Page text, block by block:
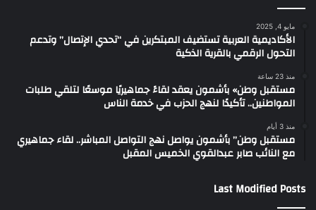
مايو 4, 2025
الأكاديمية العربية تستضيف المبتكرين في “تحدي الإتصال” وتدعم
التحول الرقمي بالقرية الذكية
منذ 23 ساعة
مستقبل وطن» بأشمون يعقد لقاءً جماهيريًا موسعًا لتلقي طلبات
المواطنين.. تأكيدًا لنهج الحزب في خدمة الناس
منذ 3 أيام
مستقبل وطن” بأشمون يواصل نهج التواصل المباشر.. لقاء جماهيري
مع النائب صابر عبدالقوي الخميس المقبل
Last Modified Posts